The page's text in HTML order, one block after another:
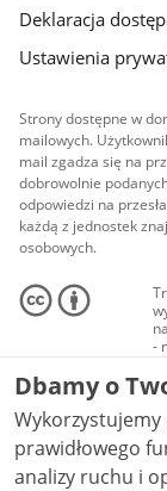
Deklaracja
Ustawienia
Strony dostępne w
mailowych.
mail zgadza się na
dobrowolnie
odpowiedzi na
każdą z jednostek
osobowych.
-
Dbamy o
Wykorzystujemy
prawidłowego
analizy ruchu i